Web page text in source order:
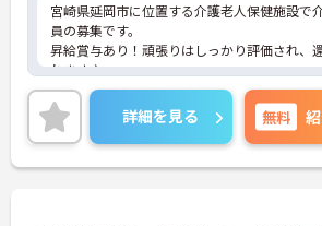
宮崎県延岡市に位置する介護老人保健施設で
員の募集です。
昇給賞与あり！頑張りはしっかり評価され、
れます♪
また、託児所があるので子育て中の方も働き
環境です！
ご興味のある方はご面接のポイントお伝えし
でご気軽にお問い合わせください。
詳細を見る 無料